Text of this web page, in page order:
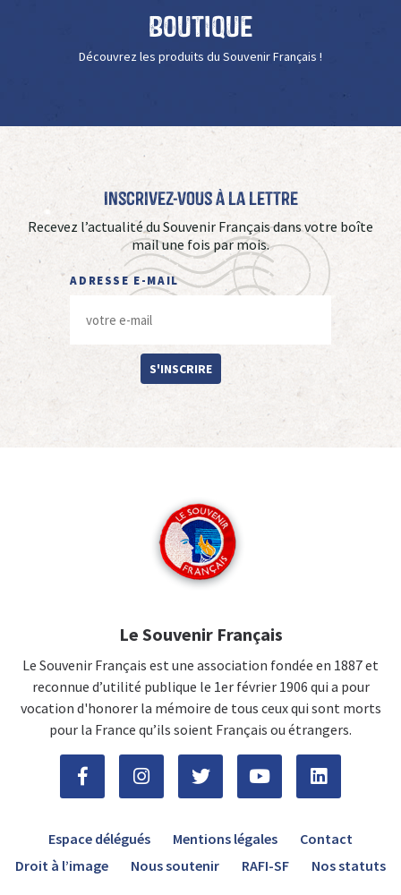
Boutique
Découvrez les produits du Souvenir Français !
Inscrivez-vous à La Lettre
Recevez l’actualité du Souvenir Français dans votre boîte
mail une fois par mois.
ADRESSE E-MAIL
S'INSCRIRE
Le Souvenir Français
Le Souvenir Français est une association fondée en 1887 et
reconnue d’utilité publique le 1er février 1906 qui a pour
vocation d'honorer la mémoire de tous ceux qui sont morts
pour la France qu’ils soient Français ou étrangers.
Espace délégués Mentions légales
Contact
Droit à l’image
Nous soutenir RAFI-SF Nos statuts